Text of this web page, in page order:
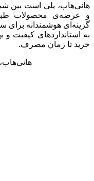
هانی‌هاب، پلی است بین
و عرضه‌ی محصولات
گزینه‌ای هوشمندانه برای
به استانداردهای کیفیت
خرید تا زمان مصرف.